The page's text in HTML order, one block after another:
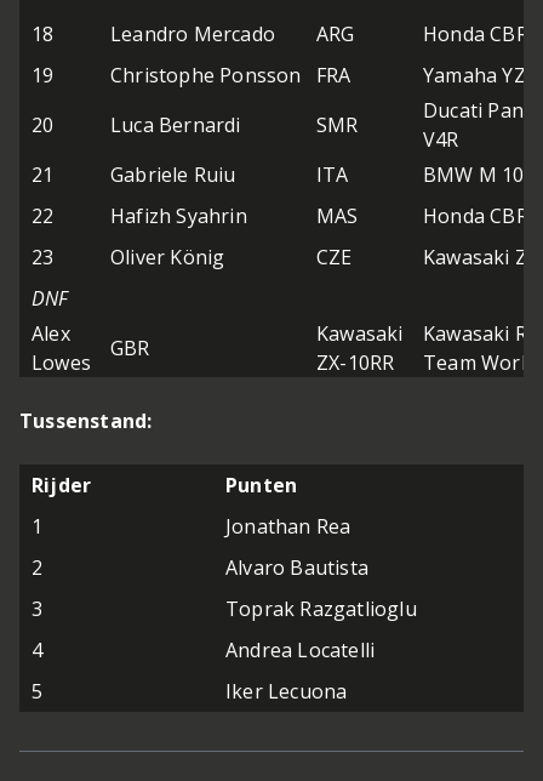
18
Leandro Mercado ARG
Honda
19
Christophe Ponsson FRA
Yamaha
20
Luca Bernardi SMR
Ducati
V4R
21
Gabriele Ruiu ITA
BMW M
22
Hafizh Syahrin MAS
Honda
23
Oliver König CZE
Kawasaki
DNF
Alex
Lowes
GBR
Kawasaki
ZX-10RR
Kawasaki
Team
Tussenstand:
Rijder
Punten
1
Jonathan Rea
2
Alvaro Bautista
3
Toprak Razgatlioglu
4
Andrea Locatelli
5
Iker Lecuona